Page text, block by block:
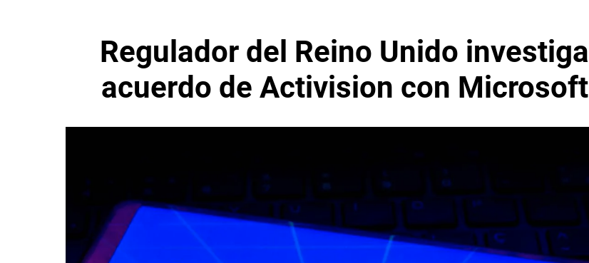
Regulador del Reino Unido investiga
acuerdo de Activision con Microsoft